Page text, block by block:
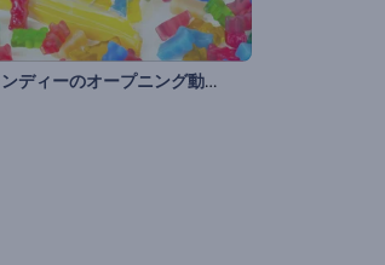
グミキャンディーのオープニング動画